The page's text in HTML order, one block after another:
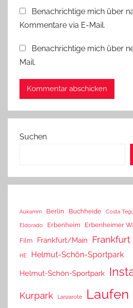
Benachrichtige mich über
Kommentare via E-Mail.
Benachrichtige mich über
Mail.
Suchen
Aukamm Berlin Buchheide Costa
Eldorado Erbenheim Erbenheimer
Film Frankfurt/Main Frankfurt
HE Helmut-Schön-Sportpark
Helmut-Schön-Sportpark
Kurpark Lanzarote Laufen